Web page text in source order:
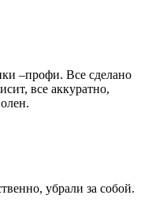
–профи. Все сделано
все аккуратно,
убрали за собой.